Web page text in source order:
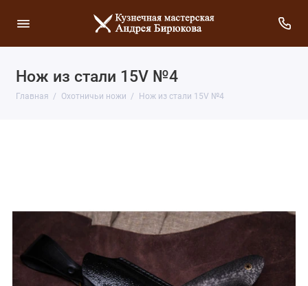
Нож из стали 15V №4
Главная Охотничьи ножи Нож из стали 15V №4